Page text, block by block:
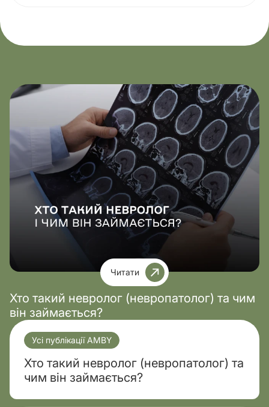
Читати
Хто такий невролог (невропатолог) та чим
він займається?
Усі публікації AMBY
Хто такий невролог (невропатолог) та
чим він займається?